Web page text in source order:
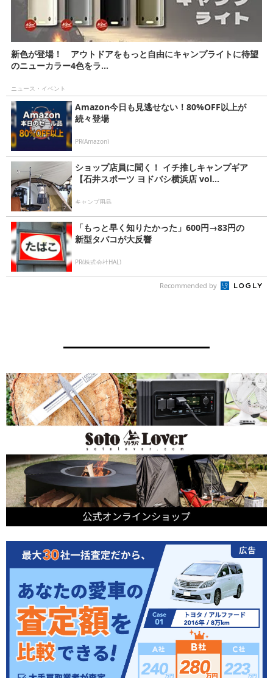
新色が登場！ アウトドアをもっと自由にキャンプライトに待望
のニューカラー4色をラ...
ニュース・イベント
Amazon今日も見逃せない！80%OFF以上が
続々登場
PR(Amazon)
ショップ店員に聞く！ イチ推しキャンプギア
【石井スポーツ ヨドバシ横浜店 vol...
キャンプ用品
「もっと早く知りたかった」600円→83円の
新型タバコが大反響
PR(株式会社HAL)
Recommended by